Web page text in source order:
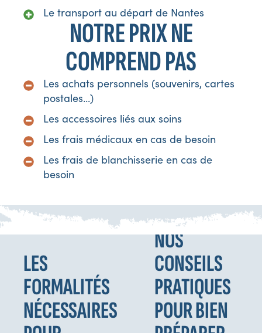
Le transport au départ de Nantes
NOTRE PRIX NE
COMPREND PAS
Les achats personnels (souvenirs, cartes
postales...)
Les accessoires liés aux soins
Les frais médicaux en cas de besoin
Les frais de blanchisserie en cas de
besoin
LES
FORMALITÉS
NÉCESSAIRES
NOS
CONSEILS
PRATIQUES
POUR BIEN